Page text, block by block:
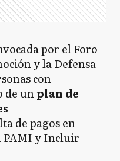
por el Foro
y la Defensa
con
de unplan de
de pagos en
PAMI y Incluir